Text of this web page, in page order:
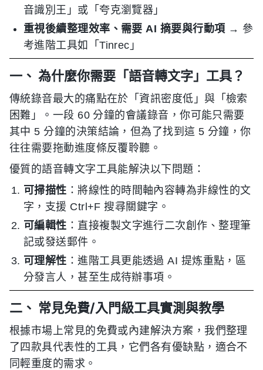
音識別王」或「夸克瀏覽器」
重視後續整理效率、需要 AI 摘要與行動項 → 參
考進階工具如「Tinrec」
一、 為什麼你需要「語音轉文字」工具？
傳統錄音最大的痛點在於「資訊密度低」與「檢索
困難」。一段 60 分鐘的會議錄音，你可能只需要
其中 5 分鐘的決策結論，但為了找到這 5 分鐘，你
往往需要拖動進度條反覆聆聽。
優質的語音轉文字工具能解決以下問題：
可掃描性 ：將線性的時間軸內容轉為非線性的文
字，支援 Ctrl+F 搜尋關鍵字。
可編輯性 ：直接複製文字進行二次創作、整理筆
記或發送郵件。
可理解性 ：進階工具更能透過 AI 提炼重點，區
分發言人，甚至生成待辦事項。
二、 常見免費/入門級工具實測與教學
根據市場上常見的免費或內建解決方案，我們整理
了四款具代表性的工具，它們各有優缺點，適合不
同輕重度的需求。